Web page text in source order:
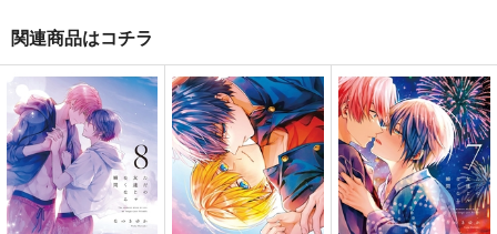
作品詳細
不自由な音 後編
H/Mono
1,430 円（税込）
フロイド×リドル
不自由な音
H/Mono
944円（税込）
フロイド×リドル
ずっと、ただの、友だ
ち
ZiGZAG
787円（税込）
ルーク×ヴィル
関連商品はコチラ